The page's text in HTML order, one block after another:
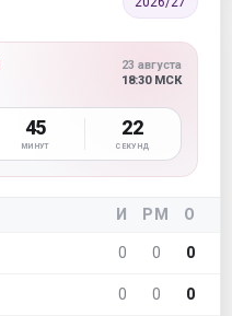
23 августа
18:30 МСК
45
МИНУТ
21
СЕКУНД
И РМ О
0 0 0
0 0 0